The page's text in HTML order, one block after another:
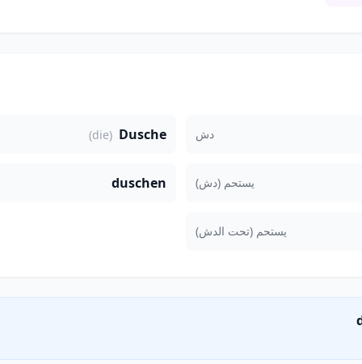
دش Dusche
(die)
يستحم (دش) duschen
يستحم (تحت الدش)